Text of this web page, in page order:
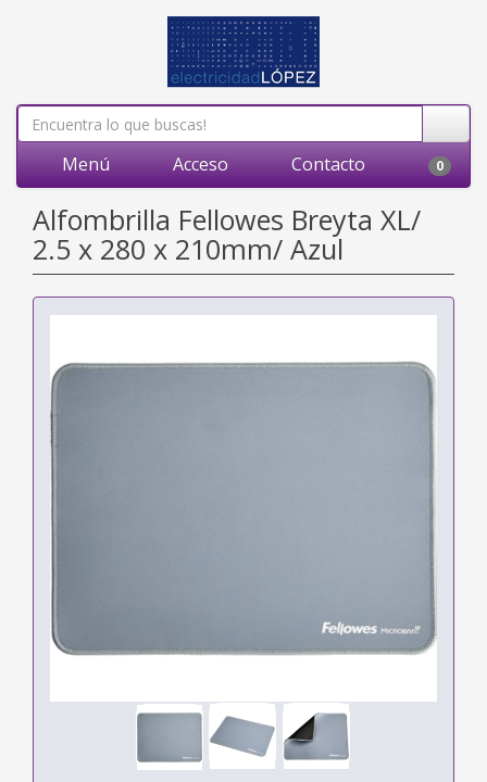
Menú Acceso Contacto 0
Alfombrilla Fellowes Breyta XL/
2.5 x 280 x 210mm/ Azul